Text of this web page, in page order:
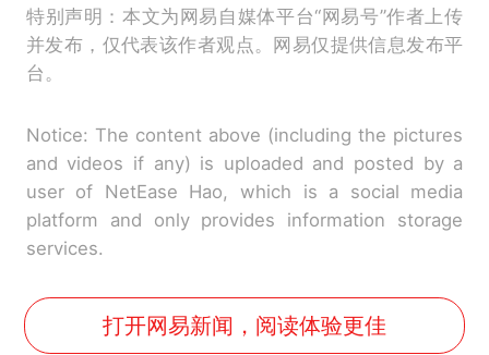
特别声明：本文为网易自媒体平台“网易号”作者上传
并发布，仅代表该作者观点。网易仅提供信息发布平
台。
Notice: The content above (including the pictures
and videos if any) is uploaded and posted by a
user of NetEase Hao, which is a social media
platform and only provides information storage
services.
打开网易新闻，阅读体验更佳